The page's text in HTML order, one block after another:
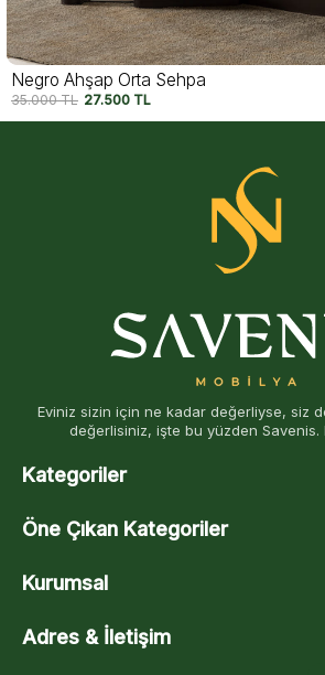
Belize Füzyon Cam Orta Sehpa
55.000TL 42.500 TL
Eviniz sizin için ne kadar değerliyse, siz
değerlisiniz, işte bu yüzden Savenis.
Kategoriler
Öne Çıkan Kategoriler
Kurumsal
Adres & İletişim